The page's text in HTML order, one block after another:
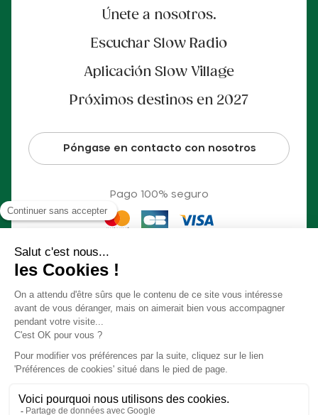
Únete a nosotros.
Escuchar Slow Radio
Aplicación Slow Village
Próximos destinos en 2027
Póngase en contacto con nosotros
Pago 100% seguro
Condiciones generales de venta
Información jurídica